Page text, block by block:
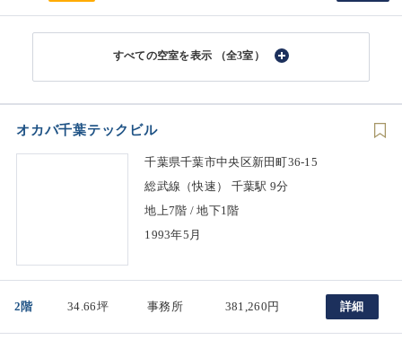
（全3室）
オカバ千葉テックビル
千葉県千葉市中央区新田町36-15
総武線（快速） 千葉駅 9分
地上7階 / 地下1階
1993年5月
2階 34.66坪 事務所 381,260円 詳細